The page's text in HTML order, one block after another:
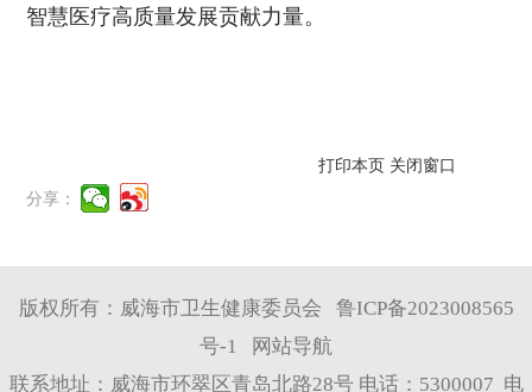
智慧医疗高质量发展贡献力量。
打印本页 关闭窗口
分享：
版权所有：威海市卫生健康委员会
鲁ICP备2023008565
号-1
网站导航
联系地址：威海市环翠区青岛北路28号 电话：5300007 电